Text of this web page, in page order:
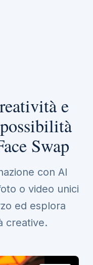
e
Swap
con AI
o video unici
ed esplora
creative.